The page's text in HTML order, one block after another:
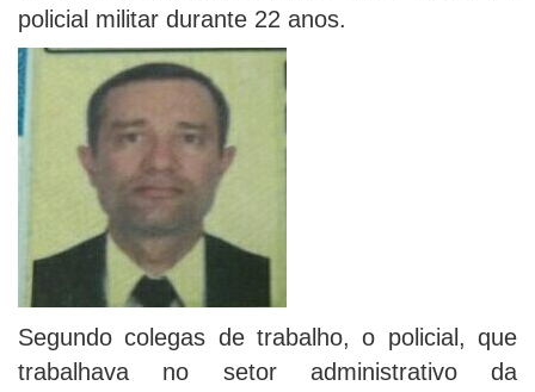
policial militar durante 22 anos.
Segundo colegas de trabalho, o policial, que
trabalhava no setor administrativo da